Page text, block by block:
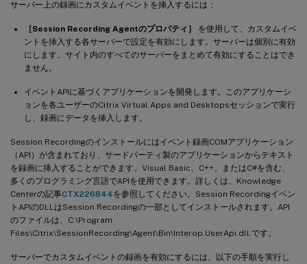
サーバー上の録画にカスタムイベントを挿入するには：
［Session Recording Agentのプロパティ］
を使用して、カスタムイベ
ントを挿入する各サーバーで設定を有効にします。サーバーは個別に有効
にします。サイト内のすべてのサーバーをまとめて有効にすることはでき
ません。
イベントAPIに基づくアプリケーションを開発します。このアプリケーシ
ョンを各ユーザーのCitrix Virtual Apps and Desktopsセッションで実行
し、録画にデータを挿入します。
Session Recordingのインストールにはイベント録画COMアプリケーション
（API）が含まれており、サードパーティ製のアプリケーションからテキスト
を録画に挿入することができます。Visual Basic、C++、またはC#を含む、
多くのプログラミング言語でAPIを使用できます。詳しくは、Knowledge
Centerの記事CTX226844を参照してください。Session Recordingイベン
トAPIのDLLはSession Recordingの一部としてインストールされます。API
のファイルは、C:\Program
Files\Citrix\SessionRecording\Agent\Bin\Interop.UserApi.dll.です。
サーバーでカスタムイベントの録画を有効にするには、以下の手順を実行し